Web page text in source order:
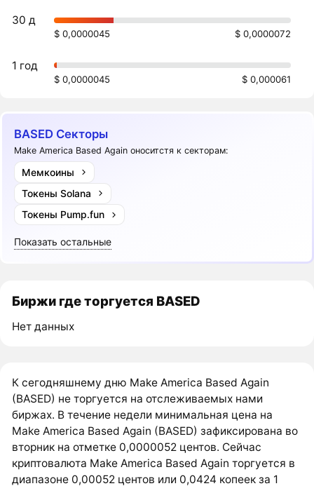
30 д
$ 0,0000045 $ 0,0000072
1 год
$ 0,0000045 $ 0,000061
BASED Секторы
Make America Based Again оноситстя к секторам:
Мемкоины
Токены Solana
Токены Pump.fun
Показать остальные
Биржи где торгуется BASED
Нет данных
К сегодняшнему дню Make America Based Again
(BASED) не торгуется на отслеживаемых нами
биржах. В течение недели минимальная цена на
Make America Based Again (BASED) зафиксирована во
вторник на отметке 0,0000052 центов. Сейчас
криптовалюта Make America Based Again торгуется в
диапазоне 0,00052 центов или 0,0424 копеек за 1